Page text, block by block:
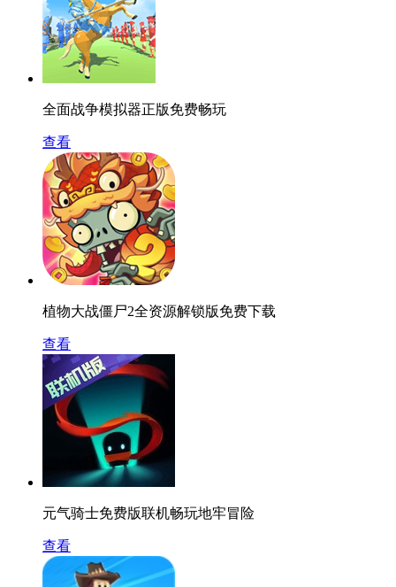
全面战争模拟器正版免费畅玩
查看
植物大战僵尸2全资源解锁版免费下载
查看
元气骑士免费版联机畅玩地牢冒险
查看